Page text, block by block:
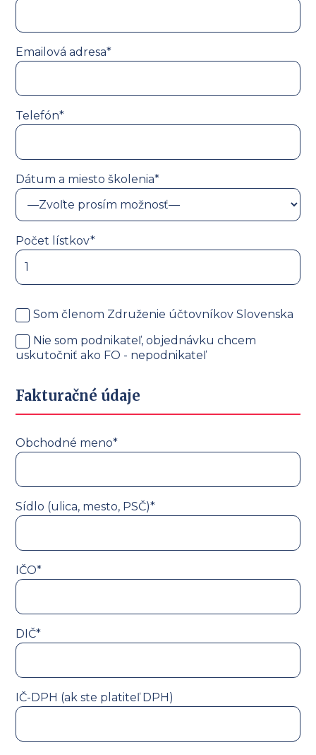
Emailová adresa*
Telefón*
Dátum a miesto školenia*
Počet lístkov*
Som členom Združenie účtovníkov Slovenska
Nie som podnikateľ, objednávku chcem
uskutočniť ako FO - nepodnikateľ
Fakturačné údaje
Obchodné meno*
Sídlo (ulica, mesto, PSČ)*
IČO*
DIČ*
IČ-DPH (ak ste platiteľ DPH)